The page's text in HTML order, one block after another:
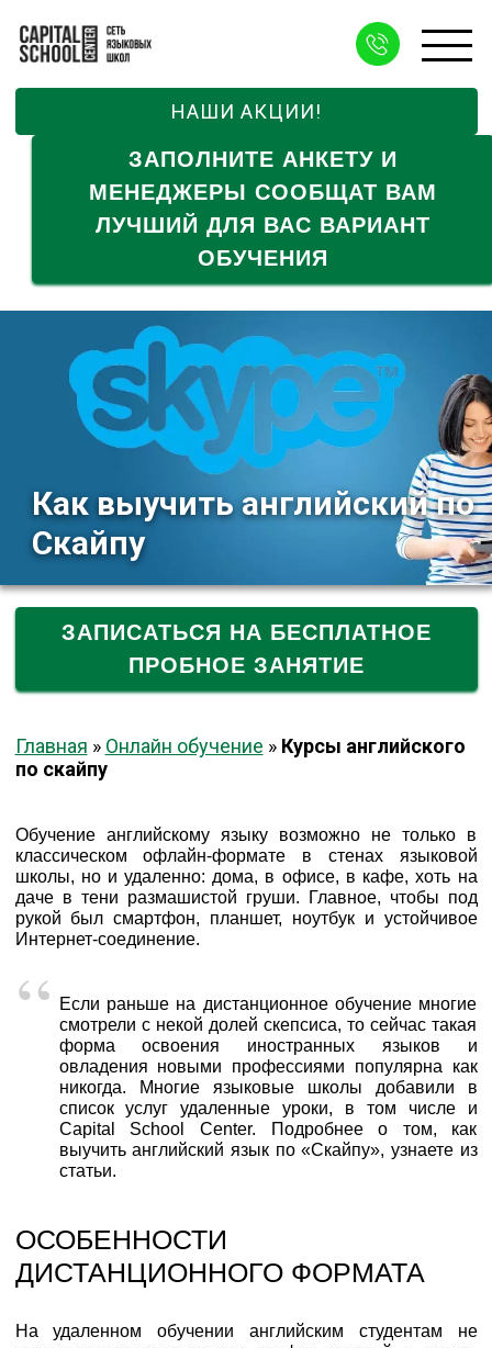
НАШИ АКЦИИ!
ЗАПОЛНИТЕ АНКЕТУ И
МЕНЕДЖЕРЫ СООБЩАТ ВАМ
ЛУЧШИЙ ДЛЯ ВАС ВАРИАНТ
ОБУЧЕНИЯ
Как выучить английский по
Скайпу
ЗАПИСАТЬСЯ НА БЕСПЛАТНОЕ
ПРОБНОЕ ЗАНЯТИЕ
Главная » Онлайн обучение » Курсы английского
по скайпу
Обучение английскому языку возможно не только в
классическом офлайн-формате в стенах языковой
школы, но и удаленно: дома, в офисе, в кафе, хоть на
даче в тени размашистой груши. Главное, чтобы под
рукой был смартфон, планшет, ноутбук и устойчивое
Интернет-соединение.
Если раньше на дистанционное обучение многие
смотрели с некой долей скепсиса, то сейчас такая
форма освоения иностранных языков и
овладения новыми профессиями популярна как
никогда. Многие языковые школы добавили в
список услуг удаленные уроки, в том числе и
Capital School Center. Подробнее о том, как
выучить английский язык по «Скайпу», узнаете из
статьи.
ОСОБЕННОСТИ
ДИСТАНЦИОННОГО ФОРМАТА
На удаленном обучении английским студентам не